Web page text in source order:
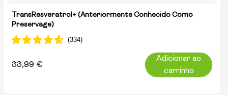
TransResveratrol+ (anteriormente Conhecido Como
Preservage)
Preço
33,99 €
Adicionar ao
carrinho